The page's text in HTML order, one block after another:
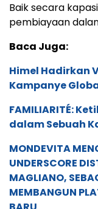
Baik secara
pembiayaan
Baca Juga:
Himel Hadirkan
Kampanye
FAMILIARITÉ:
dalam Sebuah
MONDEVITA
UNDERSCORE
MAGLIANO,
MEMBANGUN